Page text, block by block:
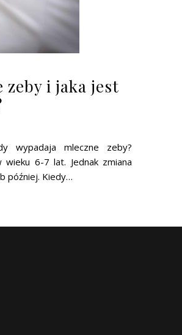
zeby i jaka jest
wypadaja mleczne zeby?
6-7 lat. Jednak zmiana
później. Kiedy…